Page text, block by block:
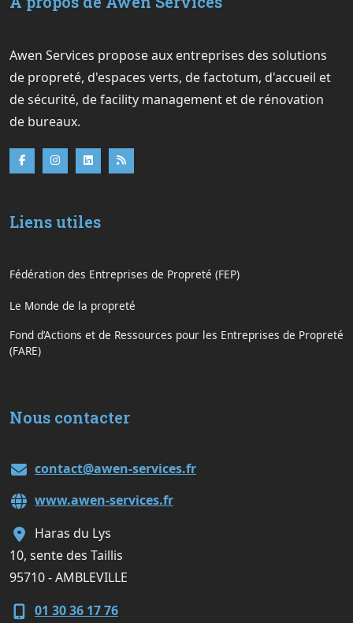
Awen Services propose aux entreprises des solutions
de propreté, d'espaces verts, de factotum, d'accueil et
de sécurité, de facility management et de rénovation
de bureaux.
Liens utiles
Fédération des Entreprises de Propreté (FEP)
Le Monde de la propreté
Fond d’Actions et de Ressources pour les Entreprises de Propreté
(FARE)
Nous contacter
contact@awen-services.fr
www.awen-services.fr
Haras du Lys
10, sente des Taillis
95710 - AMBLEVILLE
01 30 36 17 76